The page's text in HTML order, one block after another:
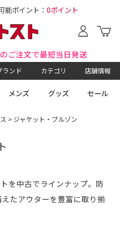
ポイント： 0ポイント
ご注文で最短当日発送
ランド カテゴリ 店舗情報
メンズ グッズ セール
> ジャケット・ブルゾン
を中古でラインナップ。防
たアウターを豊富に取り揃